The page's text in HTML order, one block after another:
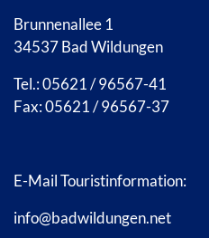
Brunnenallee 1
34537 Bad Wildungen
Tel.: 05621 / 96567-41
Fax: 05621 / 96567-37
E-Mail Touristinformation:
info@badwildungen.net